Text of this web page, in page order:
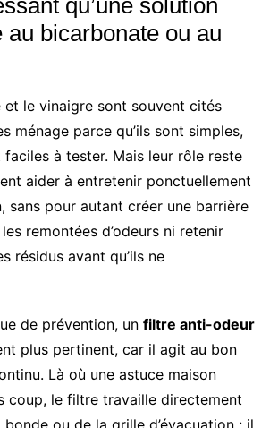
qu’une solution
au bicarbonate ou au
et le vinaigre sont souvent cités
ménage parce qu’ils sont simples,
à tester. Mais leur rôle reste
aider à entretenir ponctuellement
sans pour autant créer une barrière
remontées d’odeurs ni retenir
résidus avant qu’ils ne
de prévention, un filtre anti-odeur
plus pertinent, car il agit au bon
Là où une astuce maison
coup, le filtre travaille directement